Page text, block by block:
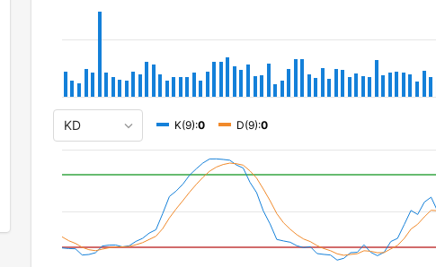
K(9):0 D(9):0